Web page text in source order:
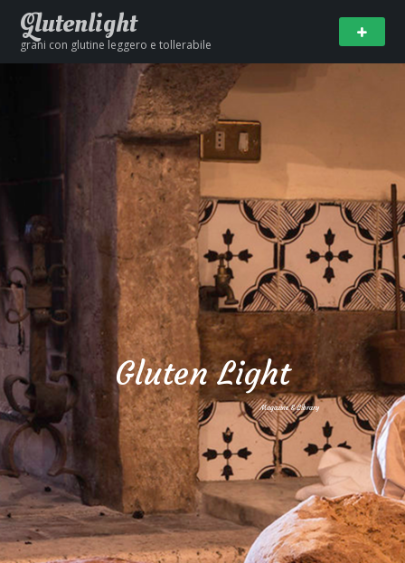
Glutenlight
grani con glutine leggero e tollerabile
Gluten Light
Magazine & Library